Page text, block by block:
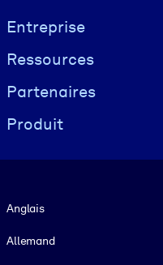
Visually hidden Text
Entreprise
Ressources
Partenaires
Produit
Anglais
Allemand